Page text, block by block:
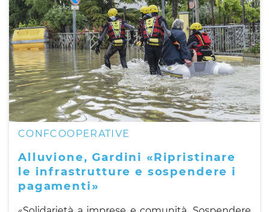
CONFCOOPERATIVE
Alluvione, Gardini «Ripristinare
le infrastrutture e sospendere i
pagamenti»